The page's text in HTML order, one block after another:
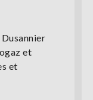
et
et